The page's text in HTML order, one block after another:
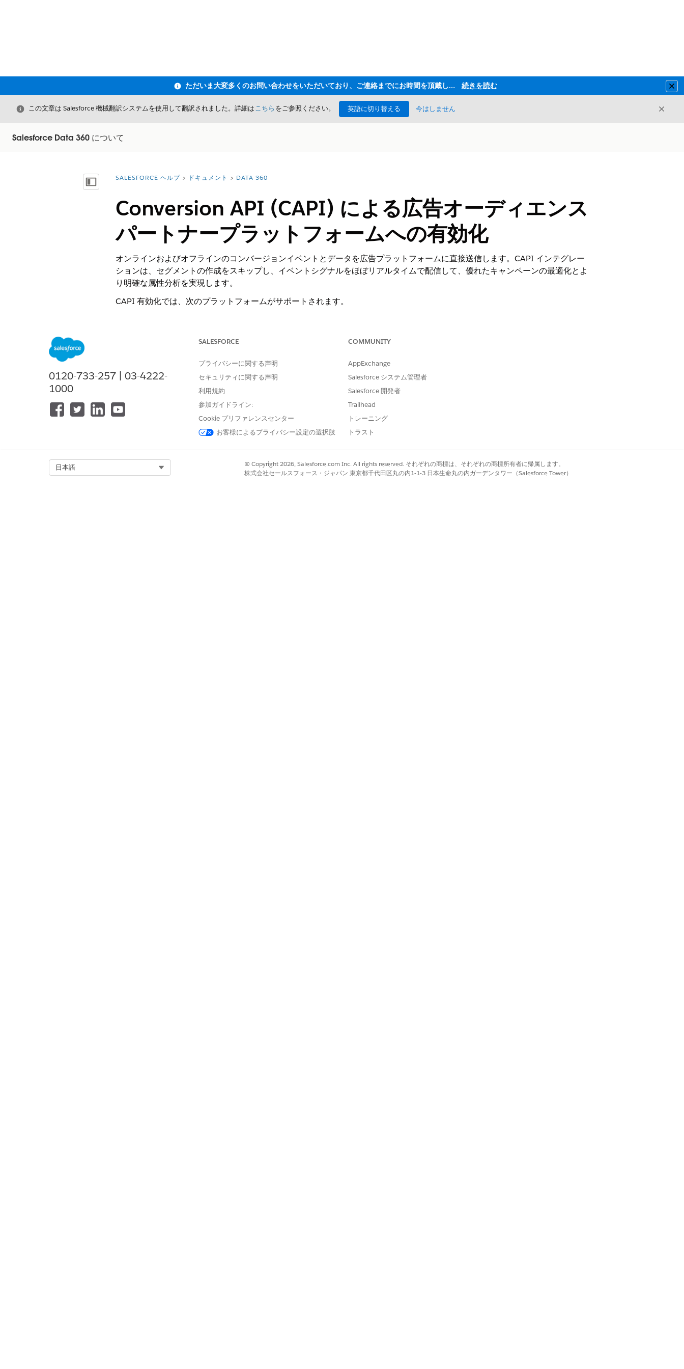
ただいま大変多くのお問い合わせをいただいており、ご連絡までにお時間を頂戴しております 続きを読む
閉じる
この文章は Salesforce 機械翻訳システムを使用して翻訳されました。詳細はこちら をご参照ください。 英語に切り替える 今はしません 閉じる
Salesforce Data 360 について
目次を表示詳細情報:
SALESFORCE ヘルプ ドキュメント DATA 360
Conversion API (CAPI) による広告オーディエンス
パートナープラットフォームへの有効化
オンラインおよびオフラインのコンバージョンイベントとデータを広告プラットフォームに直接送信します。CAPI インテグレー
ションは、セグメントの作成をスキップし、イベントシグナルをほぼリアルタイムで配信して、優れたキャンペーンの最適化とよ
り明確な属性分析を実現します。
CAPI 有効化では、次のプラットフォームがサポートされます。
CAPI では、セグメントベースの有効化ではなく、DMO ベースの (ストリーミング) 有効化が使用されます。イベントソースとしてオーディエン
スセグメントではなくデータモデルオブジェクトを選択します。
各プラットフォームで API レート制限が適用されます。この制限を超えるイベントや、プラットフォームの最大ルックバック期間を超えるイベ
ントは却下されます。
デフォルトでは、CAPI 有効化の公開ごとにバッチあたり最大 30,000 件のレコードが送信されます。30,000 件を超えるレコードのセグメント
ォームに表示されない可能性があります。この制限は、要求に応じて 200,000 まで増やすことができます。
ID 強化のために幅広い顧客レコードセットを提供するには、データグラフを作成して CAPI 有効化に関連付けます。「データグラフ」を参照し
てください。
0120-733-257 | 03-4222-
1000
SALESFORCE
プライバシーに関する声明
セキュリティに関する声明
利用規約
参加ガイドライン:
Cookie プリファレンスセンター
お客様によるプライバシー設定の選択肢
COMMUNITY
AppExchange
Salesforce システム管理者
Salesforce 開発者
Trailhead
トレーニング
トラスト
日本語
© Copyright 2026, Salesforce.com Inc. All rights reserved. それぞれの商標は、それぞれの商標所有者に帰属します。
株式会社セールスフォース・ジャパン 東京都千代田区丸の内1-1-3 日本生命丸の内ガーデンタワー（Salesforce Tower）